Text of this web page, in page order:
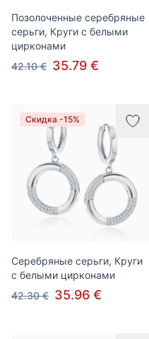
Позолоченные серебряные
серьги, Круги с белыми
цирконами
42.10 € 35.79 €
Скидка -15%
Серебряные серьги, Круги
с белыми цирконами
42.30 € 35.96 €